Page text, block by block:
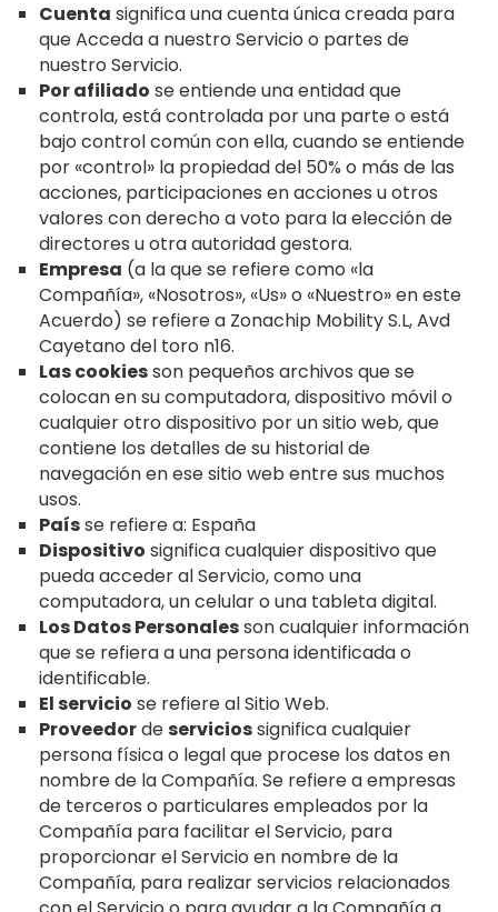
Cuenta significa una cuenta única creada para
que Acceda a nuestro Servicio o partes de
nuestro Servicio.
Por afiliado se entiende una entidad que
controla, está controlada por una parte o está
bajo control común con ella, cuando se entiende
por «control» la propiedad del 50% o más de las
acciones, participaciones en acciones u otros
valores con derecho a voto para la elección de
directores u otra autoridad gestora.
Empresa (a la que se refiere como «la
Compañía», «Nosotros», «Us» o «Nuestro» en este
Acuerdo) se refiere a Zonachip Mobility S.L, Avd
Cayetano del toro n16.
Las cookiesson pequeños archivos que se
colocan en su computadora, dispositivo móvil o
cualquier otro dispositivo por un sitio web, que
contiene los detalles de su historial de
navegación en ese sitio web entre sus muchos
usos.
Paísse refiere a: España
Dispositivo significa cualquier dispositivo que
pueda acceder al Servicio, como una
computadora, un celular o una tableta digital.
Los Datos Personalesson cualquier información
que se refiera a una persona identificada o
identificable.
El servicio se refiere al Sitio Web.
Proveedordeserviciossignifica cualquier
persona física o legal que procese los datos en
nombre de la Compañía. Se refiere a empresas
de terceros o particulares empleados por la
Compañía para facilitar el Servicio, para
proporcionar el Servicio en nombre de la
Compañía, para realizar servicios relacionados